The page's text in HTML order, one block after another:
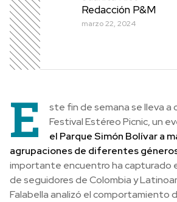
Redacción P&M
marzo 22, 2024
E
ste fin de semana se lleva a
Festival Estéreo Picnic, un
el Parque Simón Bolívar a
agrupaciones de diferentes
importante encuentro ha capturado
de seguidores de Colombia y
Falabella analizó el comportamiento